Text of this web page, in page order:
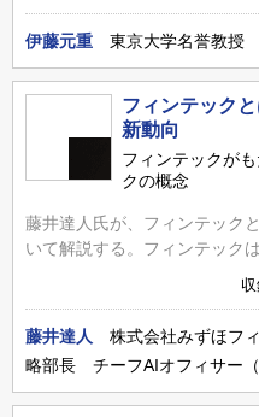
伊藤元重 東京大学名誉教授
フィンテック
新動向
フィンテックが
クの概念
藤井達人氏が、フィンテック
いて解説する。フィンテック
藤井達人
株式会社みずほフ
略部長 チーフAIオフィサー